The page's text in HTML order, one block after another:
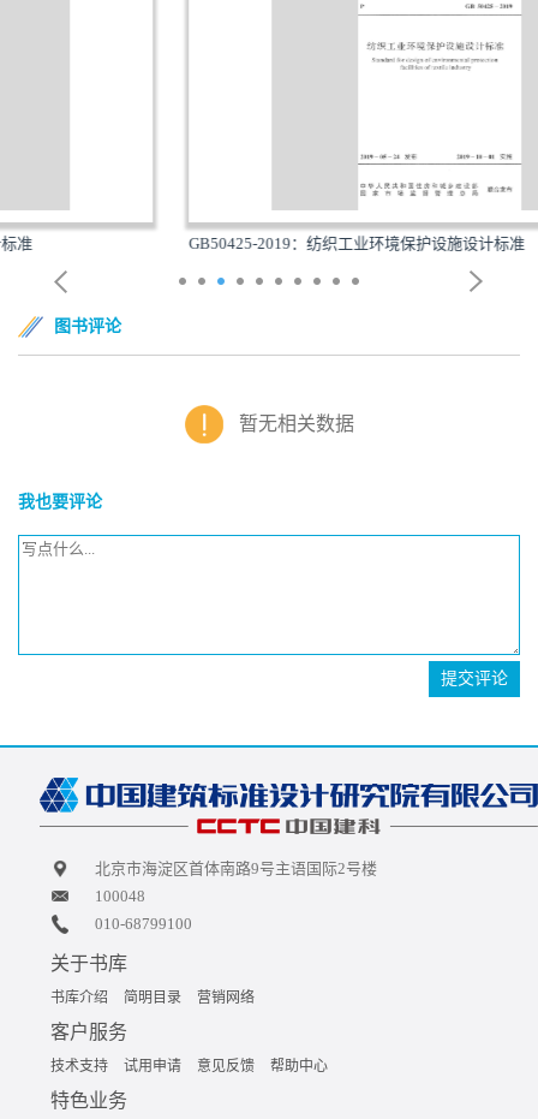
GB50425-2019：纺织工业环境保护设施设计标准
图书评论
暂无相关数据
我也要评论
提交评论
北京市海淀区首体南路9号主语国际2号楼
100048
010-68799100
关于书库
书库介绍 简明目录 营销网络
客户服务
技术支持 试用申请 意见反馈 帮助中心
特色业务